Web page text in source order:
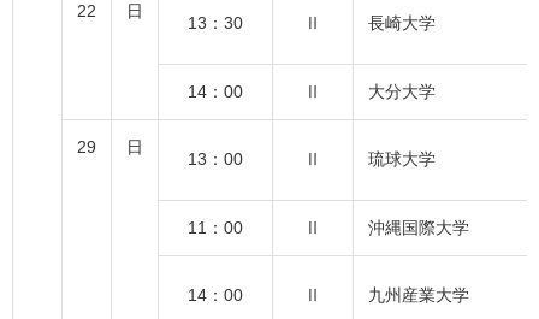
22 日
13：30 Ⅱ 長崎大学
14：00 Ⅱ 大分大学
29 日
13：00 Ⅱ 琉球大学
11：00 Ⅱ 沖縄国際大学
14：00 Ⅱ 九州産業大学